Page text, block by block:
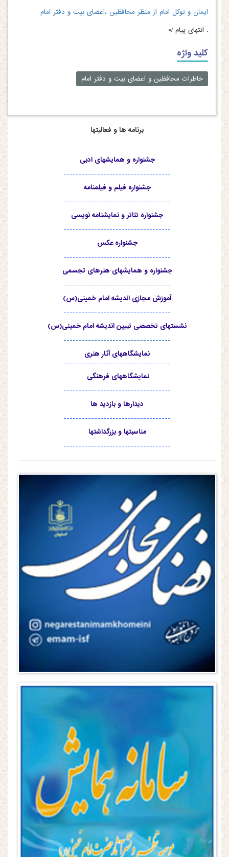
ایمان و توکل امام از منظر محافظین ،اعضای بیت و دفتر امام
. انتهای پیام /*
کلید واژه
خاطرات محافظین و اعضای بیت و دفتر امام
برنامه ها و فعالیتها
جشنواره و همایشهای ادبی
-----------------------------------
جشنواره فیلم و فیلمنامه
-----------------------------------
جشنواره تئاتر و نمایشنامه نویسی
-----------------------------------
جشنواره عکس
-----------------------------------
جشنواره و همایشهای هنرهای تجسمی
-----------------------------------
آموزش مجازی اندیشه امام خمینی(س)
-----------------------------------
نشستهای تخصصی تبیین اندیشه امام خمینی(س)
-----------------------------------
نمایشگاههای آثار هنری
-----------------------------------
نمایشگاههای فرهنگی
-----------------------------------
دیدارها و بازدید ها
-----------------------------------
مناسبتها و بزرگداشتها
-----------------------------------